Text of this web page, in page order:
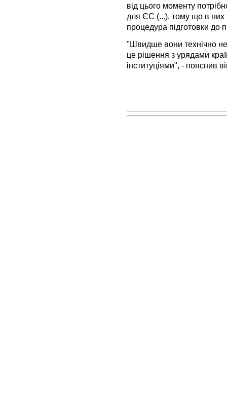
від цього моменту
для ЄС (...), тому що в них
процедура підготовки до
"Швидше вони технічно
це рішення з урядами
інституціями", - пояснив